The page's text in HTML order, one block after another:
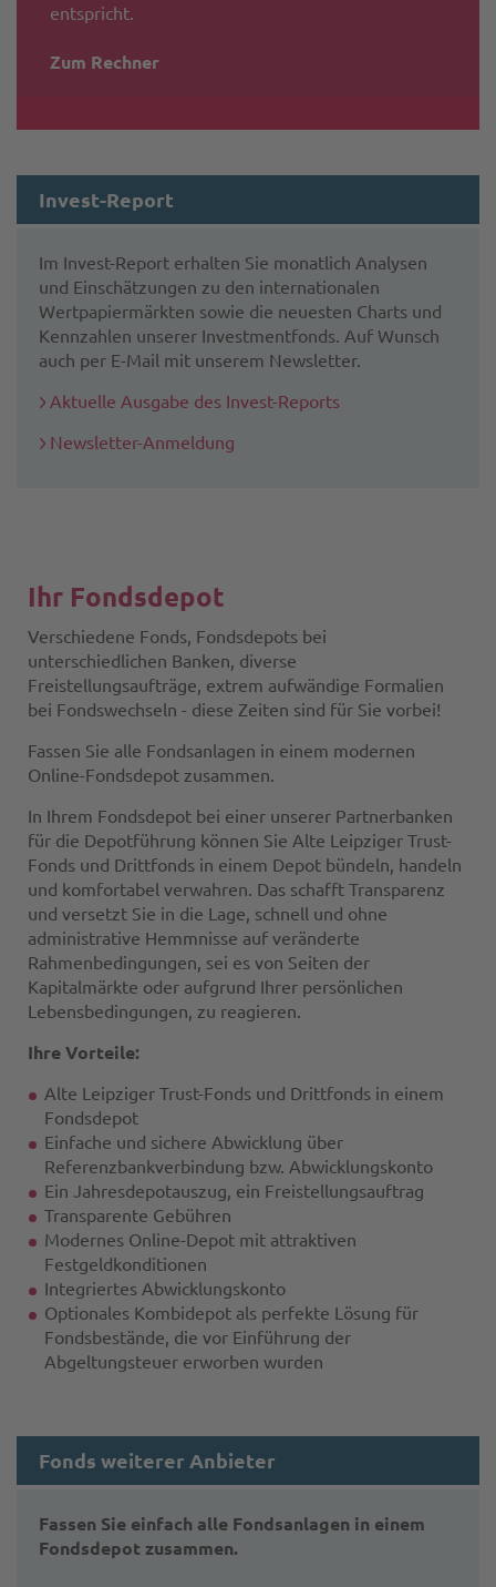
entspricht.
Zum Rechner
Invest-Report
Im Invest-Report erhalten Sie monatlich Analysen
und Einschätzungen zu den internationalen
Wertpapiermärkten sowie die neuesten Charts und
Kennzahlen unserer Investmentfonds. Auf Wunsch
auch per E-Mail mit unserem Newsletter.
Aktuelle Ausgabe des Invest-Reports
Newsletter-Anmeldung
Ihr Fondsdepot
Verschiedene Fonds, Fondsdepots bei
unterschiedlichen Banken, diverse
Freistellungsaufträge, extrem aufwändige Formalien
bei Fondswechseln - diese Zeiten sind für Sie vorbei!
Fassen Sie alle Fondsanlagen in einem modernen
Online-Fondsdepot zusammen.
In Ihrem Fondsdepot bei einer unserer Partnerbanken
für die Depotführung können Sie Alte Leipziger Trust-
Fonds und Drittfonds in einem Depot bündeln, handeln
und komfortabel verwahren. Das schafft Transparenz
und versetzt Sie in die Lage, schnell und ohne
administrative Hemmnisse auf veränderte
Rahmenbedingungen, sei es von Seiten der
Kapitalmärkte oder aufgrund Ihrer persönlichen
Lebensbedingungen, zu reagieren.
Ihre Vorteile:
Alte Leipziger Trust-Fonds und Drittfonds in einem
Fondsdepot
Einfache und sichere Abwicklung über
Referenzbankverbindung bzw. Abwicklungskonto
Ein Jahresdepotauszug, ein Freistellungsauftrag
Transparente Gebühren
Modernes Online-Depot mit attraktiven
Festgeldkonditionen
Integriertes Abwicklungskonto
Optionales Kombidepot als perfekte Lösung für
Fondsbestände, die vor Einführung der
Abgeltungsteuer erworben wurden
Fonds weiterer Anbieter
Fassen Sie einfach alle Fondsanlagen in einem
Fondsdepot zusammen.